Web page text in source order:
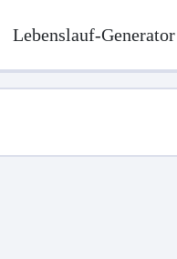
Lebenslauf-Generator